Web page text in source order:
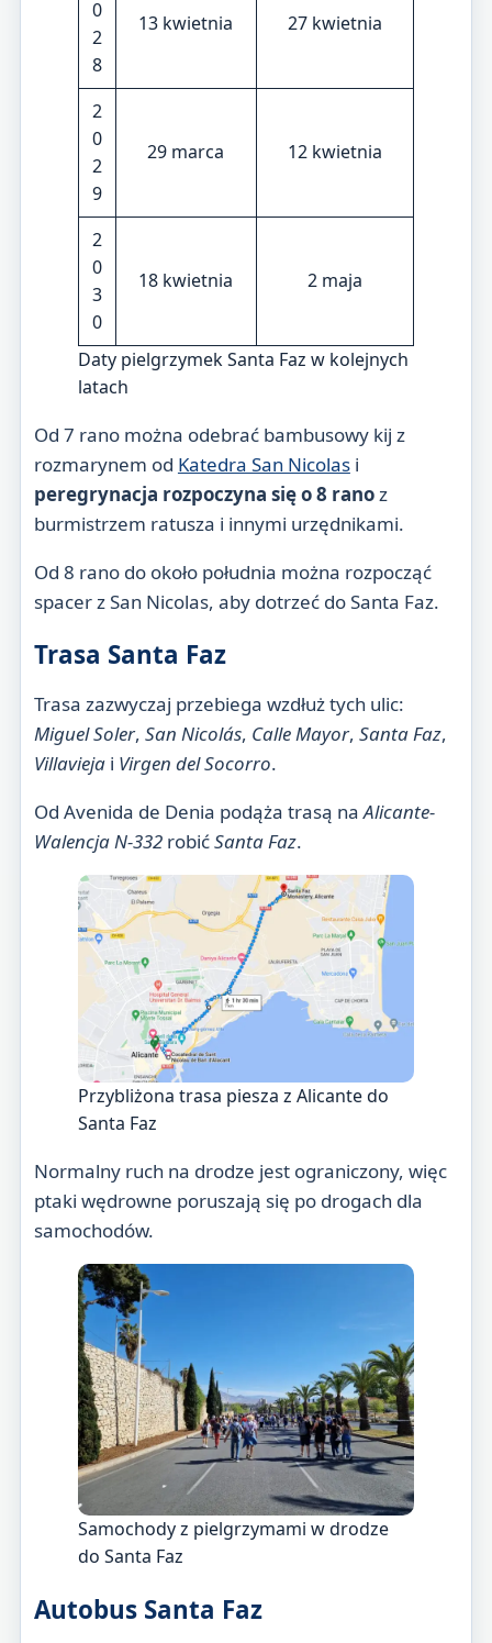
0
2
8
13 kwietnia 27 kwietnia
2
0
2
9
29 marca 12 kwietnia
2
0
3
0
18 kwietnia 2 maja
Daty pielgrzymek Santa Faz w kolejnych
latach
Od 7 rano można odebrać bambusowy kij z
rozmarynem od Katedra San Nicolasi
peregrynacja rozpoczyna się o 8 ranoz
burmistrzem ratusza i innymi urzędnikami.
Od 8 rano do około południa można rozpocząć
spacer z San Nicolas, aby dotrzeć do Santa Faz.
Trasa Santa Faz
Trasa zazwyczaj przebiega wzdłuż tych ulic:
Miguel Soler, San Nicolás, Calle Mayor, Santa Faz,
Villaviejai Virgen del Socorro.
Od Avenida de Denia podąża trasą naAlicante-
Walencja N-332robićSanta Faz.
Przybliżona trasa piesza z Alicante do
Santa Faz
Normalny ruch na drodze jest ograniczony, więc
ptaki wędrowne poruszają się po drogach dla
samochodów.
Samochody z pielgrzymami w drodze
do Santa Faz
Autobus Santa Faz